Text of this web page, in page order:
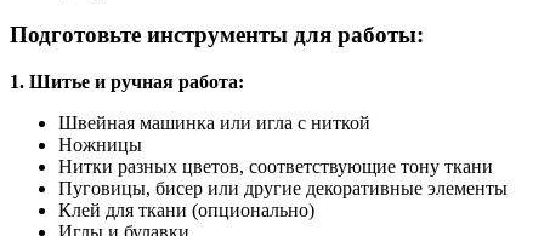
Подготовьте инструменты для работы:
1. Шитье и ручная работа:
Швейная машинка или игла с ниткой
Ножницы
Нитки разных цветов, соответствующие тону ткани
Пуговицы, бисер или другие декоративные элементы
Клей для ткани (опционально)
Иглы и булавки